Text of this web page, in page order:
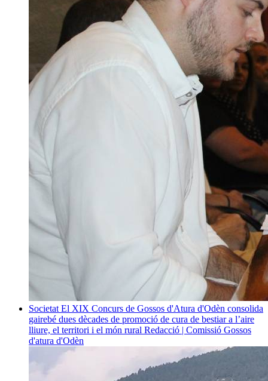
Societat El XIX Concurs de Gossos d'Atura d'Odèn consolida
gairebé dues dècades de promoció de cura de bestiar a l’aire
lliure, el territori i el món rural Redacció | Comissió Gossos
d'atura d'Odèn